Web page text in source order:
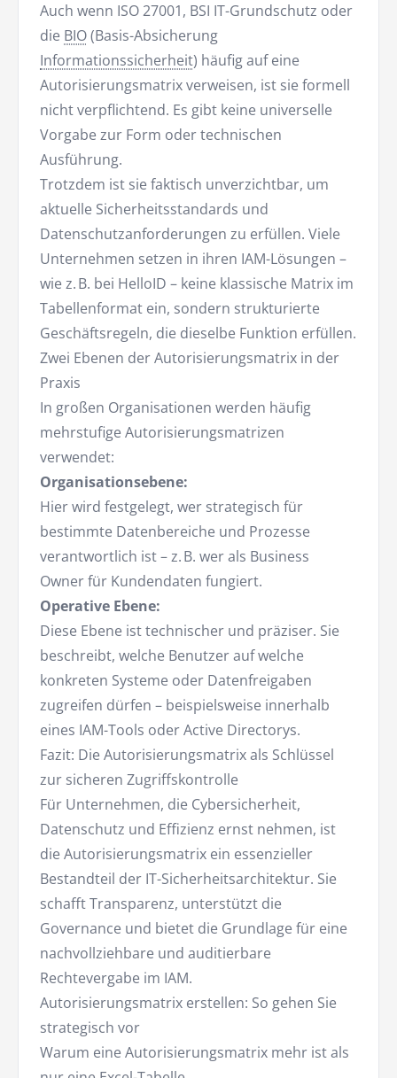
Auch wenn ISO 27001, BSI IT-Grundschutz oder
die BIO(Basis-Absicherung
Informationssicherheit) häufig auf eine
Autorisierungsmatrix verweisen, ist sie formell
nicht verpflichtend. Es gibt keine universelle
Vorgabe zur Form oder technischen
Ausführung.
Trotzdem ist sie faktisch unverzichtbar, um
aktuelle Sicherheitsstandards und
Datenschutzanforderungen zu erfüllen. Viele
Unternehmen setzen in ihren IAM-Lösungen –
wie z. B. bei HelloID – keine klassische Matrix im
Tabellenformat ein, sondern strukturierte
Geschäftsregeln, die dieselbe Funktion erfüllen.
Zwei Ebenen der Autorisierungsmatrix in der
Praxis
In großen Organisationen werden häufig
mehrstufige Autorisierungsmatrizen
verwendet:
Organisationsebene:
Hier wird festgelegt, wer strategisch für
bestimmte Datenbereiche und Prozesse
verantwortlich ist – z. B. wer als Business
Owner für Kundendaten fungiert.
Operative Ebene:
Diese Ebene ist technischer und präziser. Sie
beschreibt, welche Benutzer auf welche
konkreten Systeme oder Datenfreigaben
zugreifen dürfen – beispielsweise innerhalb
eines IAM-Tools oder Active Directorys.
Fazit: Die Autorisierungsmatrix als Schlüssel
zur sicheren Zugriffskontrolle
Für Unternehmen, die Cybersicherheit,
Datenschutz und Effizienz ernst nehmen, ist
die Autorisierungsmatrix ein essenzieller
Bestandteil der IT-Sicherheitsarchitektur. Sie
schafft Transparenz, unterstützt die
Governance und bietet die Grundlage für eine
nachvollziehbare und auditierbare
Rechtevergabe im IAM.
Autorisierungsmatrix erstellen: So gehen Sie
strategisch vor
Warum eine Autorisierungsmatrix mehr ist als